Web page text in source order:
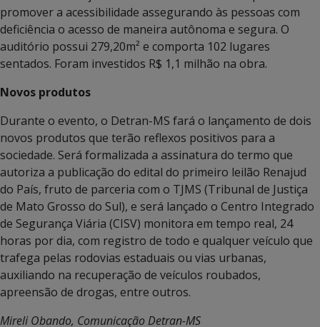
promover a acessibilidade assegurando às pessoas com
deficiência o acesso de maneira autônoma e segura. O
auditório possui 279,20m² e comporta 102 lugares
sentados. Foram investidos R$ 1,1 milhão na obra.
Novos produtos
Durante o evento, o Detran-MS fará o lançamento de dois
novos produtos que terão reflexos positivos para a
sociedade. Será formalizada a assinatura do termo que
autoriza a publicação do edital do primeiro leilão Renajud
do País, fruto de parceria com o TJMS (Tribunal de Justiça
de Mato Grosso do Sul), e será lançado o Centro Integrado
de Segurança Viária (CISV) monitora em tempo real, 24
horas por dia, com registro de todo e qualquer veículo que
trafega pelas rodovias estaduais ou vias urbanas,
auxiliando na recuperação de veículos roubados,
apreensão de drogas, entre outros.
Mireli Obando, Comunicação Detran-MS